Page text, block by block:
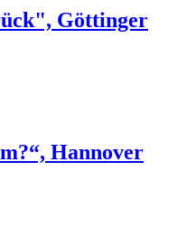
Göttinger
Hannover